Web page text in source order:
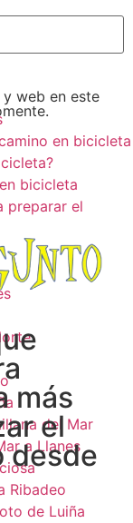
en bicicleta
bicicleta
preparar el
del Mar
a Llanes
Ribadeo
de Luiña
web en este
más
el
desde